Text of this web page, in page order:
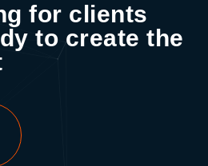
for clients
to create the